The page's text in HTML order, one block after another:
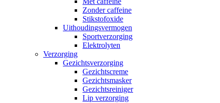
Zonder caffeine
Stikstofoxide
Uithoudingsvermogen
Sportverzorging
Elektrolyten
Verzorging
Gezichtsverzorging
Gezichtscreme
Gezichtsmasker
Gezichtsreiniger
Lip verzorging